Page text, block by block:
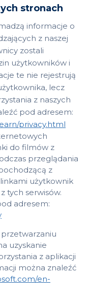
stronach
informacje o
z naszej
zostali
użytkowników i
te nie rejestrują
lecz
z naszych
pod adresem:
privacy.html
do filmów z
przeglądania
z
użytkownik
tych serwisów.
adresem:
uzyskanie
z aplikacji
można znaleźć
en-